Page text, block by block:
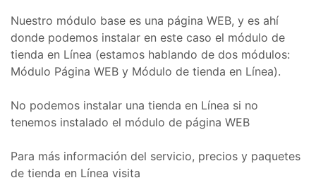
Nuestro módulo base es una página WEB, y es ahí
donde podemos instalar en este caso el módulo de
tienda en Línea (estamos hablando de dos módulos:
Módulo Página WEB y Módulo de tienda en Línea).
No podemos instalar una tienda en Línea si no
tenemos instalado el módulo de página WEB
Para más información del servicio, precios y paquetes
de tienda en Línea visita